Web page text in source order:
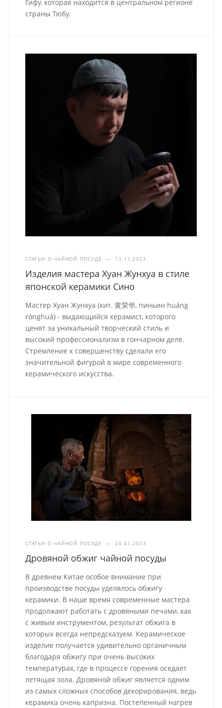
Гифу, которая находится в центральном регионе
страны Тюбу.
СТАТЬИ О ЧАЙНОЙ ПОСУДЕ — 13.11.2023
Изделия мастера Хуан Жунхуа в стиле
японской керамики Сино
Мастер Хуан Жунхуа (кит. 黄荣华, пиньин huáng
rónghuá) - выдающийся керамист, которого
ценят за уникальный творческий стиль и
высокий профессионализм в гончарном деле.
Стремление к совершенству сделали его
значительной фигурой в мире современного
керамического искусства.
СТАТЬИ О ЧАЙНОЙ ПОСУДЕ — 24.01.2023
Дровяной обжиг чайной посуды
В древнем Китае особое внимание при
производстве посуды уделялось обжигу
керамики. В наше время современные мастера
продолжают работать с дровяными печами, как
с живым инструментом, результат обжига в
которых всегда непредсказуем. Керамическое
изделие получается удивительно органичным
благодаря обжигу при очень высоких
температурах, где в процессе горения оседает
летящая зола. Дровяной обжиг является одним
из самых сложных способов декорирования, ведь
керамика очень капризна. Постепенный нагрев